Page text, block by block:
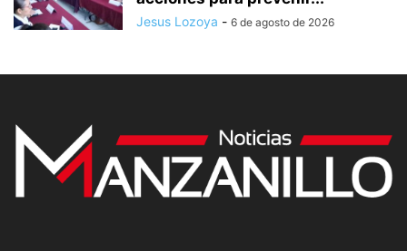
Jesus Lozoya - 6 de agosto de 2026